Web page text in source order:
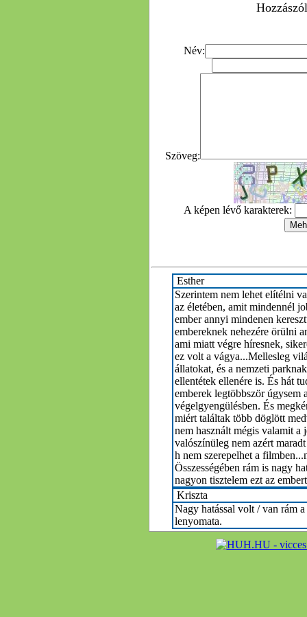
Név:
Szöveg:
A képen lévő karakterek:
Esther
Szerintem nem lehet elítélni
az életében, amit mindennél
ember annyi mindenen
embereknek nehezére örülni
ami miatt végre híresnek,
ez volt a vágya...Mellesleg
állatokat, és a nemzeti
ellentétek ellenére is. És hát
emberek legtöbbször úgysem
végelgyengülésben. És
miért találtak több döglött
nem használt mégis valamit a
valószínüleg nem azért
h nem szerepelhet a
Összességében rám is nagy
nagyon tisztelem ezt az
Kriszta
Nagy hatással volt / van rám
lenyomata.